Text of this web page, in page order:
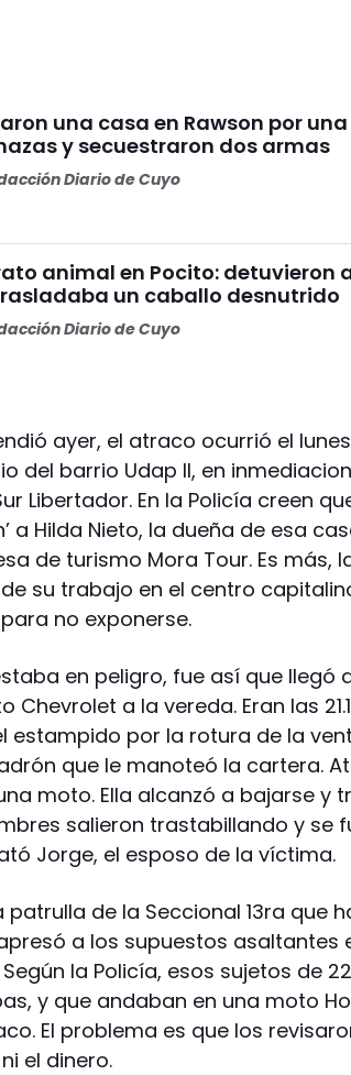
una casa en Rawson por
y secuestraron dos armas
Diario de Cuyo
animal en Pocito: detuvieron
un caballo desnutrido
Diario de Cuyo
ayer, el atraco ocurrió el
del barrio Udap II, en
Libertador. En la Policía creen
a Hilda Nieto, la dueña de esa
de turismo Mora Tour. Es más,
su trabajo en el centro
no exponerse.
en peligro, fue así que llegó
a la vereda. Eran las
estampido por la rotura de la
que le manoteó la cartera.
moto. Ella alcanzó a bajarse y
salieron trastabillando y se
Jorge, el esposo de la víctima.
de la Seccional 13ra que
a los supuestos asaltantes
la Policía, esos sujetos de
y que andaban en una moto
El problema es que los
el dinero.